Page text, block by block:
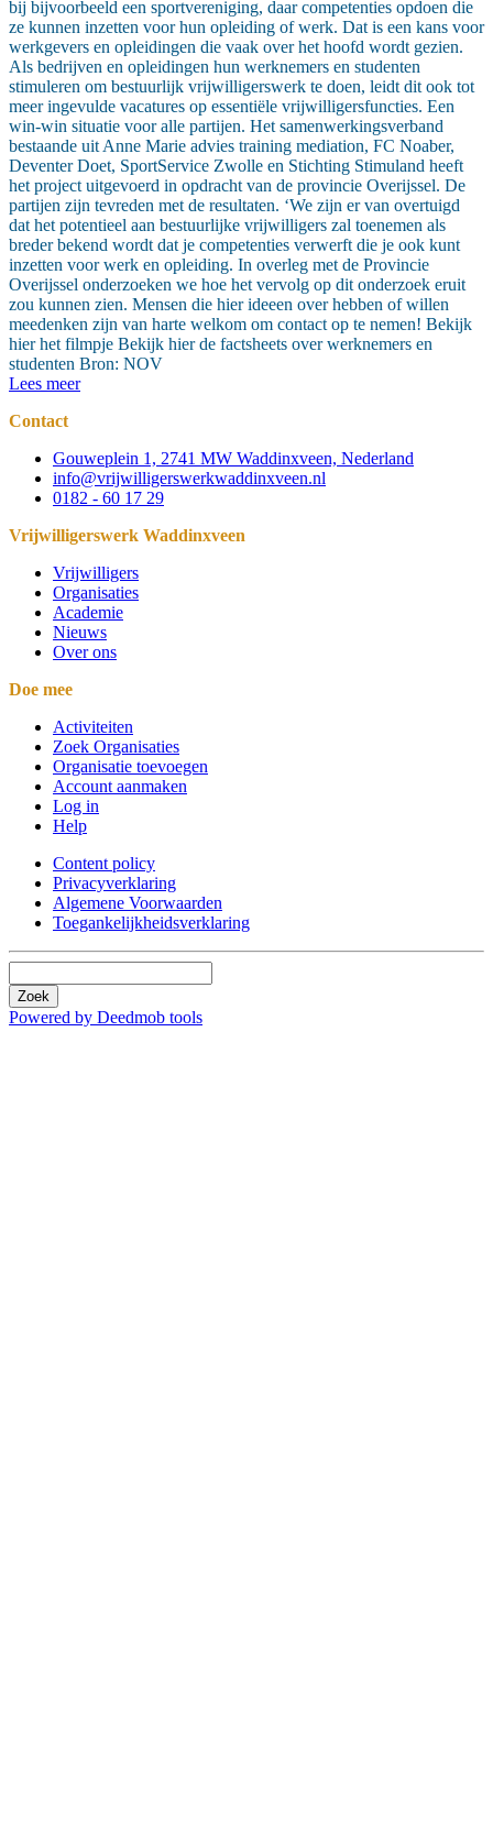
bij bijvoorbeeld een sportvereniging, daar competenties opdoen die
ze kunnen inzetten voor hun opleiding of werk. Dat is een kans voor
werkgevers en opleidingen die vaak over het hoofd wordt gezien.
Als bedrijven en opleidingen hun werknemers en studenten
stimuleren om bestuurlijk vrijwilligerswerk te doen, leidt dit ook tot
meer ingevulde vacatures op essentiële vrijwilligersfuncties. Een
win-win situatie voor alle partijen. Het samenwerkingsverband
bestaande uit Anne Marie advies training mediation, FC Noaber,
Deventer Doet, SportService Zwolle en Stichting Stimuland heeft
het project uitgevoerd in opdracht van de provincie Overijssel. De
partijen zijn tevreden met de resultaten. ‘We zijn er van overtuigd
dat het potentieel aan bestuurlijke vrijwilligers zal toenemen als
breder bekend wordt dat je competenties verwerft die je ook kunt
inzetten voor werk en opleiding. In overleg met de Provincie
Overijssel onderzoeken we hoe het vervolg op dit onderzoek eruit
zou kunnen zien. Mensen die hier ideeen over hebben of willen
meedenken zijn van harte welkom om contact op te nemen! Bekijk
hier het filmpje Bekijk hier de factsheets over werknemers en
studenten Bron: NOV
Lees meer
Contact
Gouweplein 1, 2741 MW Waddinxveen, Nederland
info@vrijwilligerswerkwaddinxveen.nl
0182 - 60 17 29
Vrijwilligerswerk Waddinxveen
Vrijwilligers
Organisaties
Academie
Nieuws
Over ons
Doe mee
Activiteiten
Zoek Organisaties
Organisatie toevoegen
Account aanmaken
Log in
Help
Content policy
Privacyverklaring
Algemene Voorwaarden
Toegankelijkheidsverklaring
Zoek
Powered by Deedmob tools